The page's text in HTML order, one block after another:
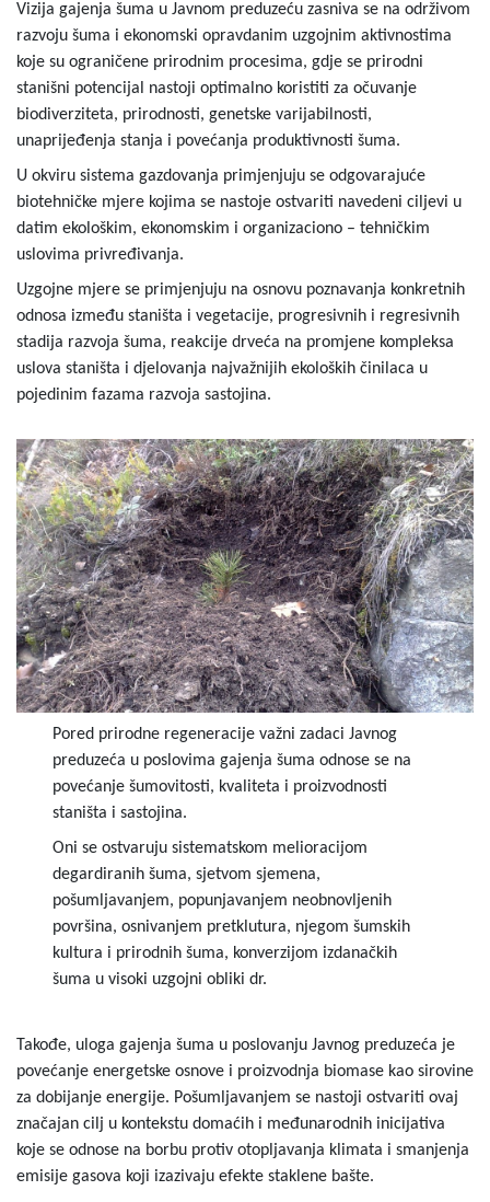
Vizija gajenja šuma u Javnom preduzeću zasniva se na održivom
razvoju šuma i ekonomski opravdanim uzgojnim aktivnostima
koje su ograničene prirodnim procesima, gdje se prirodni
stanišni potencijal nastoji optimalno koristiti za očuvanje
biodiverziteta, prirodnosti, genetske varijabilnosti,
unaprijeđenja stanja i povećanja produktivnosti šuma.
U okviru sistema gazdovanja primjenjuju se odgovarajuće
biotehničke mjere kojima se nastoje ostvariti navedeni ciljevi u
datim ekološkim, ekonomskim i organizaciono – tehničkim
uslovima privređivanja.
Uzgojne mjere se primjenjuju na osnovu poznavanja konkretnih
odnosa između staništa i vegetacije, progresivnih i regresivnih
stadija razvoja šuma, reakcije drveća na promjene kompleksa
uslova staništa i djelovanja najvažnijih ekoloških činilaca u
pojedinim fazama razvoja sastojina.
Pored prirodne regeneracije važni zadaci Javnog
preduzeća u poslovima gajenja šuma odnose se na
povećanje šumovitosti, kvaliteta i proizvodnosti
staništa i sastojina.
Oni se ostvaruju sistematskom melioracijom
degardiranih šuma, sjetvom sjemena,
pošumljavanjem, popunjavanjem neobnovljenih
površina, osnivanjem pretklutura, njegom šumskih
kultura i prirodnih šuma, konverzijom izdanačkih
šuma u visoki uzgojni obliki dr.
Takođe, uloga gajenja šuma u poslovanju Javnog preduzeća je
povećanje energetske osnove i proizvodnja biomase kao sirovine
za dobijanje energije. Pošumljavanjem se nastoji ostvariti ovaj
značajan cilj u kontekstu domaćih i međunarodnih inicijativa
koje se odnose na borbu protiv otopljavanja klimata i smanjenja
emisije gasova koji izazivaju efekte staklene bašte.